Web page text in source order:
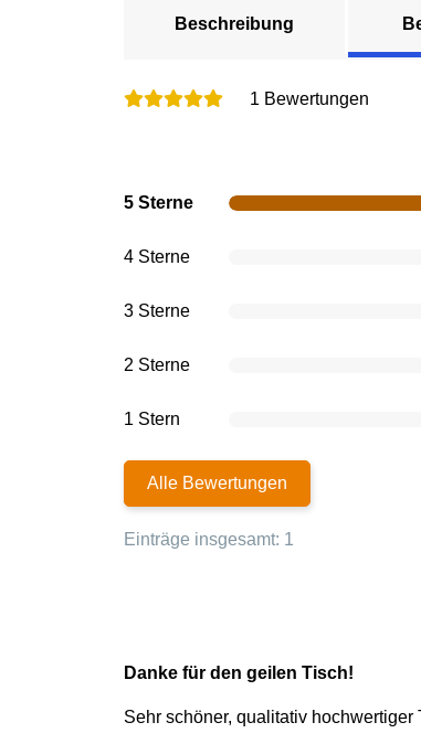
Beschreibung
1 Bewertungen
5 Sterne
4 Sterne
3 Sterne
2 Sterne
1 Stern
Alle Bewertungen
Einträge insgesamt: 1
Danke für den geilen Tisch!
Sehr schöner, qualitativ